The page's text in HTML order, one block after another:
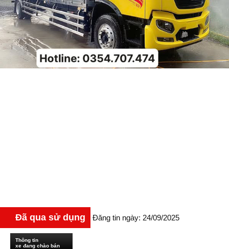
Đã qua sử dụng Đăng tin ngày: 24/09/2025
Thông tin
xe đang chào bán